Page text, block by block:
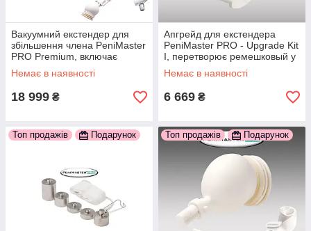
Вакуумний екстендер для
збільшення члена PeniMaster
PRO Premium, включає
ремінь, 3 роки гарантії
Немає в наявності
18 999 ₴
Апгрейд для екстендера
PeniMaster PRO - Upgrade Kit
I, перетворює ремешковый у
вакуумний 777Store.com.ua
Немає в наявності
6 669 ₴
Топ продажів Подарунок Топ продажів Подарунок